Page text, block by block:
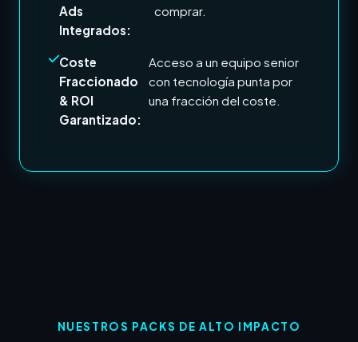
Ads
Integrados:
comprar.
Coste
Fraccionado
& ROI
Garantizado:
Acceso a un equipo senior
con tecnología punta por
una fracción del coste.
NUESTROS PACKS DE ALTO IMPACTO